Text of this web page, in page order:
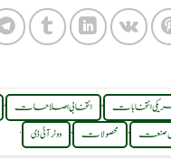
انتخابات , انتخابی اصلاحات ,
صنعت , محصولات , ووٹر آئی ڈی .